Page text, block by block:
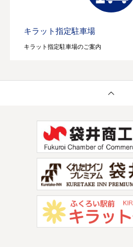
キラット指定駐車場
キラット指定駐車場のご案内